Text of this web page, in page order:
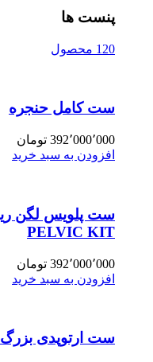
پنست ها
120 محصول
ست کامل حنجره
392٬000٬000 تومان
افزودن به سبد خرید
PELVIC KIT
392٬000٬000 تومان
افزودن به سبد خرید
ست ارتوپدی بزرگ 4.5 LARGE FRAGMENT